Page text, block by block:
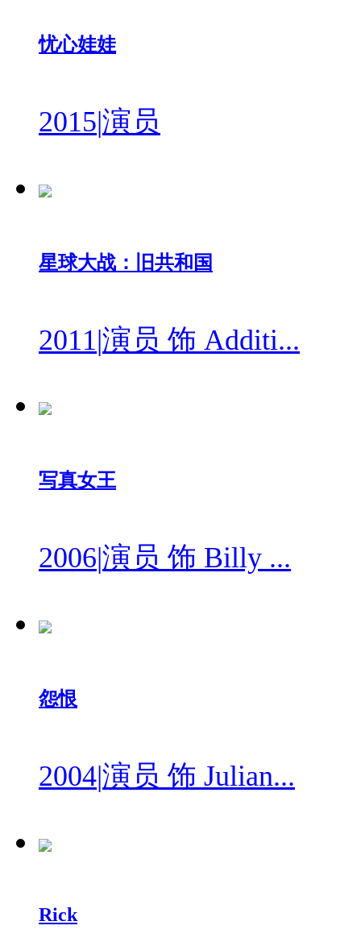
忧心娃娃
2015|演员
星球大战：旧共和国
2011|演员 饰 Additi...
写真女王
2006|演员 饰 Billy ...
怨恨
2004|演员 饰 Julian...
Rick